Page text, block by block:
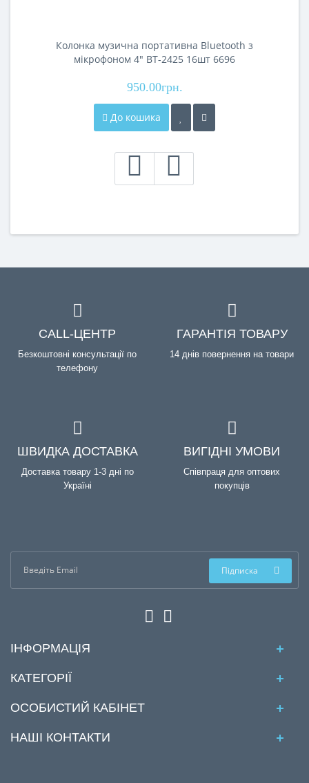
Колонка музична портативна Bluetooth з
мікрофоном 4" BT-2425 16шт 6696
950.00грн.
До кошика
CALL-ЦЕНТР
Безкоштовні консультації по
телефону
ГАРАНТІЯ ТОВАРУ
14 днів повернення на товари
ШВИДКА ДОСТАВКА
Доставка товару 1-3 дні по
Україні
ВИГІДНІ УМОВИ
Співпраця для оптових
покупців
Підписка
ІНФОРМАЦІЯ
КАТЕГОРІЇ
ОСОБИСТИЙ КАБІНЕТ
НАШІ КОНТАКТИ